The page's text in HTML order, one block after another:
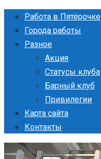
Перейти
контенту
Работа в Пятёрочке
Города работы
Разное
Акция
Статусы клуба
Барный клуб
Привилегии
Карта сайта
Контакты